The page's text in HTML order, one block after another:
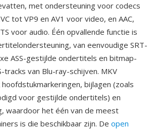
met ondersteuning voor codecs
tot VP9 en AV1 voor video, en AAC,
voor audio. Één opvallende functie is
van eenvoudige SRT-
ASS-gestijlde ondertitels en bitmap-
tracks van Blu-ray-schijven. MKV
bijlagen (zoals
voor gestijlde ondertitels) en
waardoor het één van de meest
is die beschikbaar zijn. De open